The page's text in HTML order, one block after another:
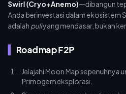
Swirl (Cryo+Anemo)—dibangun
Anda berinvestasi dalam ekosistem
adalah pullyang mendasar, bukan
Roadmap F2P
Jelajahi Moon Map sepenuhnya
Primogem eksplorasi.